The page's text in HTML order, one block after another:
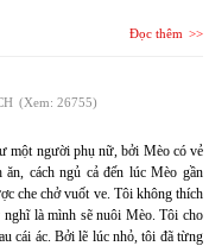
Đọc thêm
(Xem: 26755)
một người phụ nữ, bởi Mèo có vẻ
ăn, cách ngủ cả đến lúc Mèo gần
che chở vuốt ve. Tôi không thích
là mình sẽ nuôi Mèo. Tôi cho
cái ác. Bởi lẽ lúc nhỏ, tôi đã từng